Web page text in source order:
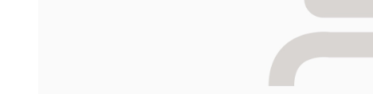
Reseptilääkkeiden tilaaminen edellyttää voimassa